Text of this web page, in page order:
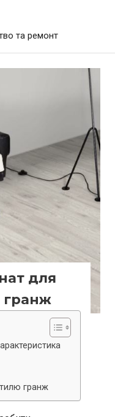
та ремонт
для
гранж
гранж